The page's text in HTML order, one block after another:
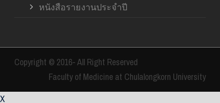
หนังสือรายงานประจำปี
Copyright © 2016- All Right Reserved
Faculty of Medicine at Chulalongkorn University
X